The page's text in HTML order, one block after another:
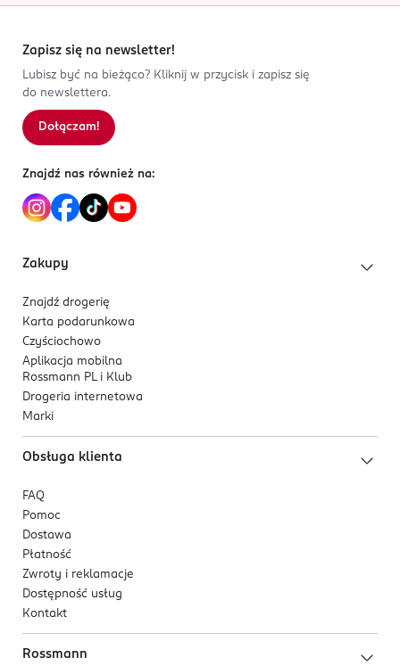
Zapisz się na newsletter!
Lubisz być na bieżąco? Kliknij w przycisk i zapisz się
do newslettera.
Dołączam!
Znajdź nas również na:
Zakupy
Znajdź drogerię
Karta podarunkowa
Czyściochowo
Aplikacja mobilna
Rossmann PL i Klub
Drogeria internetowa
Marki
Obsługa klienta
FAQ
Pomoc
Dostawa
Płatność
Zwroty i reklamacje
Dostępność usług
Kontakt
Rossmann